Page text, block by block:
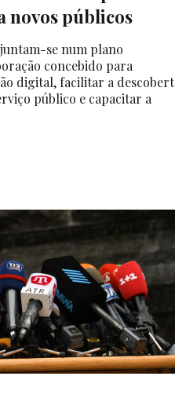
novos públicos
juntam-se num plano
concebido para
digital, facilitar a
público e capacitar a